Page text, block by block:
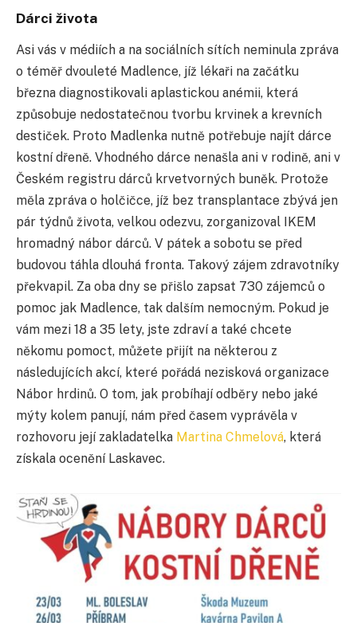
Dárci života
Asi vás v médiích a na sociálních sítích neminula zpráva
o téměř dvouleté Madlence, jíž lékaři na začátku
března diagnostikovali aplastickou anémii, která
způsobuje nedostatečnou tvorbu krvinek a krevních
destiček. Proto Madlenka nutně potřebuje najít dárce
kostní dřeně. Vhodného dárce nenašla ani v rodině, ani v
Českém registru dárců krvetvorných buněk. Protože
měla zpráva o holčičce, jíž bez transplantace zbývá jen
pár týdnů života, velkou odezvu, zorganizoval IKEM
hromadný nábor dárců. V pátek a sobotu se před
budovou táhla dlouhá fronta. Takový zájem zdravotníky
překvapil. Za oba dny se přišlo zapsat 730 zájemců o
pomoc jak Madlence, tak dalším nemocným. Pokud je
vám mezi 18 a 35 lety, jste zdraví a také chcete
někomu pomoct, můžete přijít na některou z
následujících akcí, které pořádá nezisková organizace
Nábor hrdinů. O tom, jak probíhají odběry nebo jaké
mýty kolem panují, nám před časem vyprávěla v
rozhovoru její zakladatelka Martina Chmelová, která
získala ocenění Laskavec.